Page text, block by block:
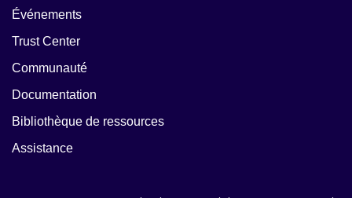
Événements
Trust Center
Communauté
Documentation
Bibliothèque de ressources
Assistance